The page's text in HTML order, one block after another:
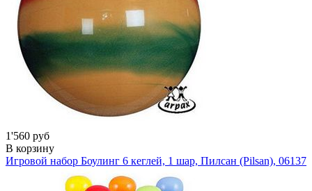
1'560 руб
В корзину
Игровой набор Боулинг 6 кеглей, 1 шар, Пилсан (Pilsan), 06137